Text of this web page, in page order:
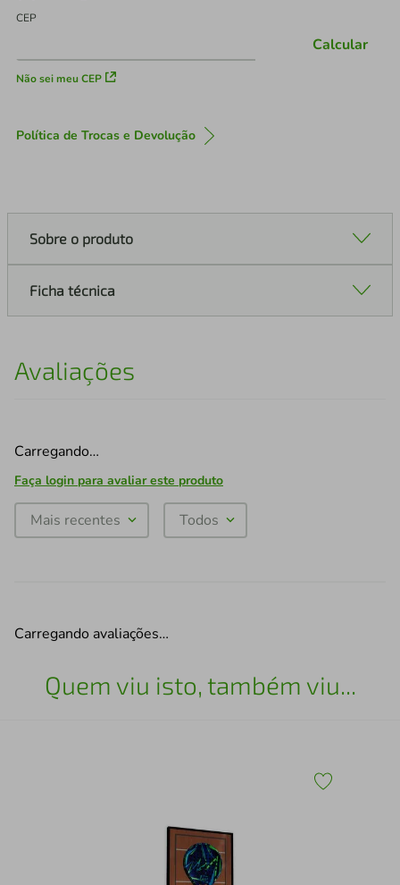
CEP
Não sei meu CEP
Calcular
Política de Trocas e Devolução
Sobre o produto
Ficha técnica
Avaliações
Carregando…
Faça login para avaliar este produto
Mais recentes Todos
Carregando avaliações…
Quem viu isto, também viu...